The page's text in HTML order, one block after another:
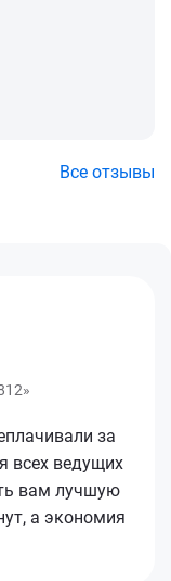
Все отзывы
за
всех ведущих
вам лучшую
а экономия